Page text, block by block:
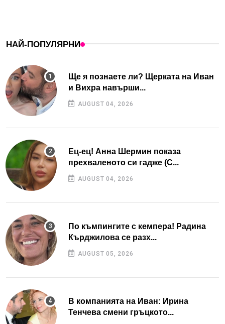
НАЙ-ПОПУЛЯРНИ
Ще я познаете ли? Щерката на Иван
и Вихра навърши...
AUGUST 04, 2026
Ец-ец! Анна Шермин показа
прехваленото си гадже (С...
AUGUST 04, 2026
По къмпингите с кемпера! Радина
Кърджилова се разх...
AUGUST 05, 2026
В компанията на Иван: Ирина
Тенчева смени гръцкото...